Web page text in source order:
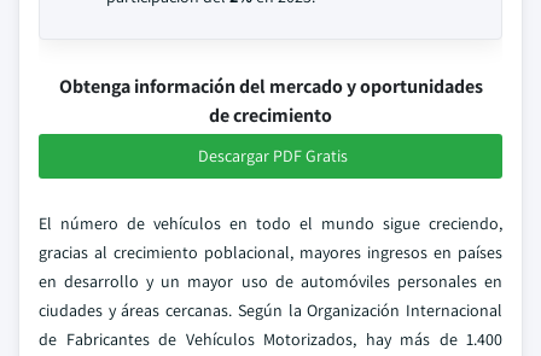
Obtenga información del mercado y oportunidades
de crecimiento
Descargar PDF Gratis
El número de vehículos en todo el mundo sigue creciendo,
gracias al crecimiento poblacional, mayores ingresos en países
en desarrollo y un mayor uso de automóviles personales en
ciudades y áreas cercanas. Según la Organización Internacional
de Fabricantes de Vehículos Motorizados, hay más de 1.400